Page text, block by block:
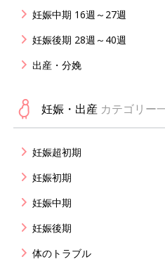
妊娠中期 16週～27週
妊娠後期 28週～40週
出産・分娩
妊娠・出産 カテゴリー
妊娠超初期
妊娠初期
妊娠中期
妊娠後期
体のトラブル